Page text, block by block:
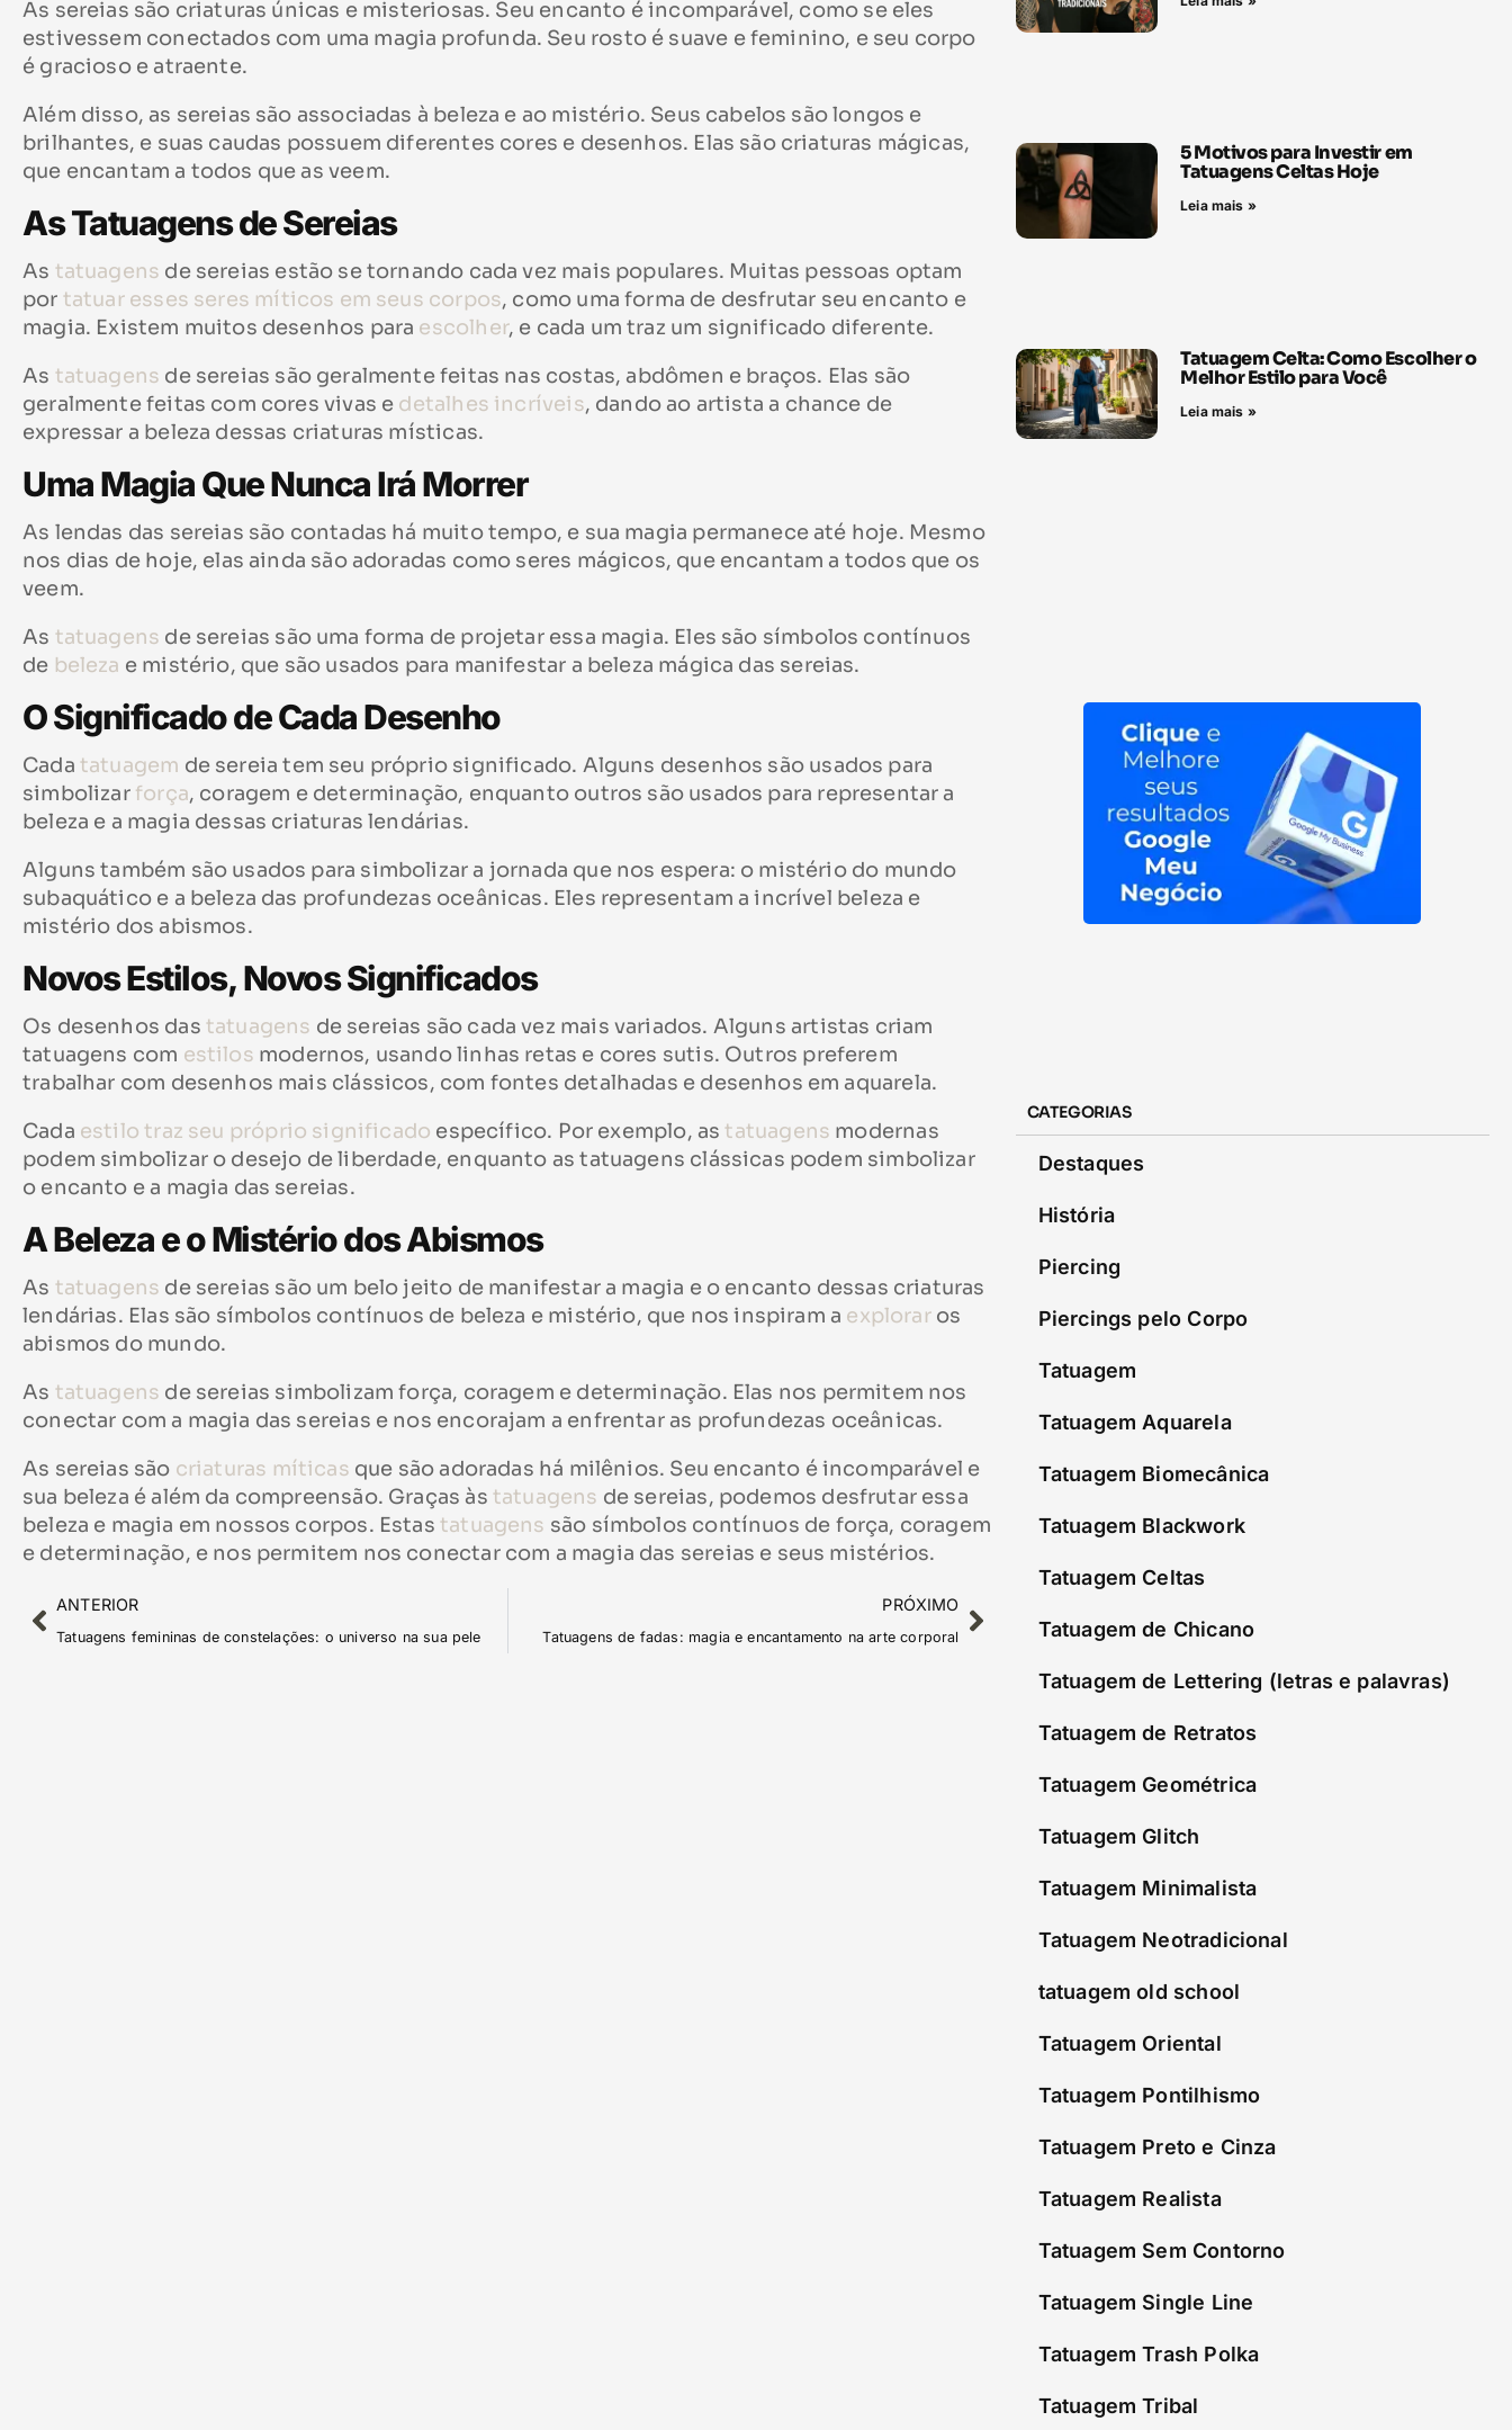
As sereias são criaturas únicas e misteriosas. Seu encanto é incomparável, como se eles
estivessem conectados com uma magia profunda. Seu rosto é suave e feminino, e seu corpo
é gracioso e atraente.
Além disso, as sereias são associadas à beleza e ao mistério. Seus cabelos são longos e
brilhantes, e suas caudas possuem diferentes cores e desenhos. Elas são criaturas mágicas,
que encantam a todos que as veem.
As Tatuagens de Sereias
As tatuagens de sereias estão se tornando cada vez mais populares. Muitas pessoas optam
por tatuar esses seres míticos em seus corpos, como uma forma de desfrutar seu encanto e
magia. Existem muitos desenhos para escolher, e cada um traz um significado diferente.
As tatuagens de sereias são geralmente feitas nas costas, abdômen e braços. Elas são
geralmente feitas com cores vivas e detalhes incríveis, dando ao artista a chance de
expressar a beleza dessas criaturas místicas.
Uma Magia Que Nunca Irá Morrer
As lendas das sereias são contadas há muito tempo, e sua magia permanece até hoje. Mesmo
nos dias de hoje, elas ainda são adoradas como seres mágicos, que encantam a todos que os
veem.
As tatuagens de sereias são uma forma de projetar essa magia. Eles são símbolos contínuos
de beleza e mistério, que são usados para manifestar a beleza mágica das sereias.
O Significado de Cada Desenho
Cada tatuagem de sereia tem seu próprio significado. Alguns desenhos são usados para
simbolizar força, coragem e determinação, enquanto outros são usados para representar a
beleza e a magia dessas criaturas lendárias.
Alguns também são usados para simbolizar a jornada que nos espera: o mistério do mundo
subaquático e a beleza das profundezas oceânicas. Eles representam a incrível beleza e
mistério dos abismos.
Novos Estilos, Novos Significados
Os desenhos das tatuagens de sereias são cada vez mais variados. Alguns artistas criam
tatuagens com estilos modernos, usando linhas retas e cores sutis. Outros preferem
trabalhar com desenhos mais clássicos, com fontes detalhadas e desenhos em aquarela.
Cada estilo traz seu próprio significado específico. Por exemplo, astatuagens modernas
podem simbolizar o desejo de liberdade, enquanto as tatuagens clássicas podem simbolizar
o encanto e a magia das sereias.
A Beleza e o Mistério dos Abismos
As tatuagens de sereias são um belo jeito de manifestar a magia e o encanto dessas criaturas
lendárias. Elas são símbolos contínuos de beleza e mistério, que nos inspiram a exploraros
abismos do mundo.
As tatuagens de sereias simbolizam força, coragem e determinação. Elas nos permitem nos
conectar com a magia das sereias e nos encorajam a enfrentar as profundezas oceânicas.
As sereias são criaturas míticas que são adoradas há milênios. Seu encanto é incomparável e
sua beleza é além da compreensão. Graças às tatuagens de sereias, podemos desfrutar essa
beleza e magia em nossos corpos. Estastatuagens são símbolos contínuos de força, coragem
e determinação, e nos permitem nos conectar com a magia das sereias e seus mistérios.
ANTERIOR
Tatuagens femininas de constelações: o universo na sua pele
PRÓXIMO
Tatuagens de fadas: magia e encantamento na arte corporal
5 Motivos para Investir em
Tatuagens Celtas Hoje
Leia mais »
Tatuagem Celta: Como Escolher o
Melhor Estilo para Você
Leia mais »
CATEGORIAS
Destaques
História
Piercing
Piercings pelo Corpo
Tatuagem
Tatuagem Aquarela
Tatuagem Biomecânica
Tatuagem Blackwork
Tatuagem Celtas
Tatuagem de Chicano
Tatuagem de Lettering (letras e palavras)
Tatuagem de Retratos
Tatuagem Geométrica
Tatuagem Glitch
Tatuagem Minimalista
Tatuagem Neotradicional
tatuagem old school
Tatuagem Oriental
Tatuagem Pontilhismo
Tatuagem Preto e Cinza
Tatuagem Realista
Tatuagem Sem Contorno
Tatuagem Single Line
Tatuagem Trash Polka
Tatuagem Tribal